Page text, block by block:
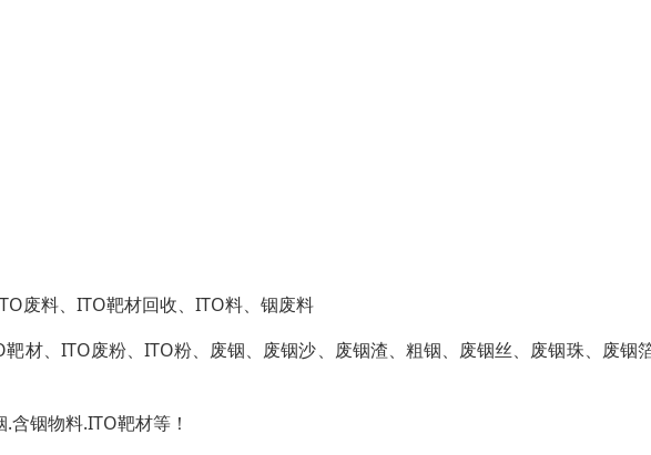
废料、ITO靶材回收、ITO料、铟废料
材、ITO废粉、ITO粉、废铟、废铟沙、废铟渣、粗铟、废铟丝、废铟珠、废铟
铟物料.ITO靶材等！